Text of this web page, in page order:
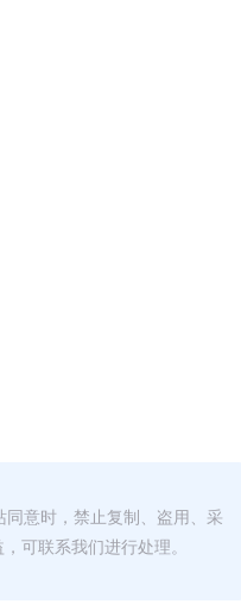
意时，禁止复制、盗用、采
可联系我们进行处理。